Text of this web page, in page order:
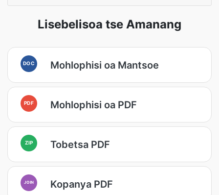
Lisebelisoa tse Amanang
DOC Mohlophisi oa Mantsoe
PDF Mohlophisi oa PDF
ZIP Tobetsa PDF
JOIN Kopanya PDF